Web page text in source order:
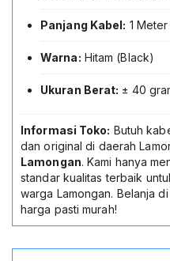
Panjang Kabel: 1 Meter
Warna: Hitam (Black)
Ukuran Berat: ± 40
Informasi Toko: Butuh
dan original di daerah
Lamongan. Kami hanya
standar kualitas terbaik
warga Lamongan. Belanja
harga pasti murah!